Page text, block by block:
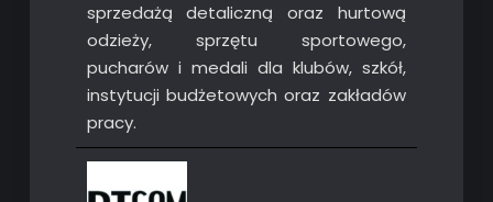
sprzedażą detaliczną oraz hurtową
odzieży, sprzętu sportowego,
pucharów i medali dla klubów, szkół,
instytucji budżetowych oraz zakładów
pracy.